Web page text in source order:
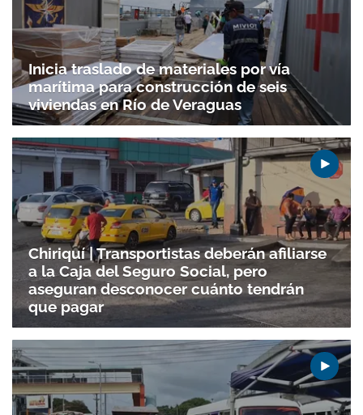
Inicia traslado de materiales por vía
marítima para construcción de seis
viviendas en Río de Veraguas
Chiriquí | Transportistas deberán afiliarse
a la Caja del Seguro Social, pero
aseguran desconocer cuánto tendrán
que pagar